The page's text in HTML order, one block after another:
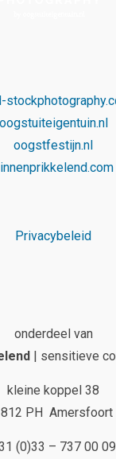
oogstuiteigentuin.nl
oogstfestijn.nl
Privacybeleid
onderdeel van
| sensitieve
kleine koppel 38
PH Amersfoort
(0)33 – 737 00 09